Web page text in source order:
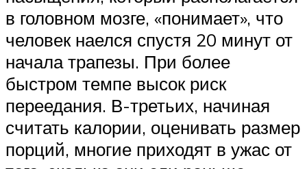
в головном мозге, «понимает», что
человек наелся спустя 20 минут от
начала трапезы. При более
быстром темпе высок риск
переедания. В-третьих, начиная
считать калории, оценивать размер
порций, многие приходят в ужас от